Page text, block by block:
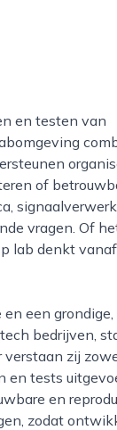
of
vragen. Of
lab denkt
bedrijven,
zij
en tests
en
zodat